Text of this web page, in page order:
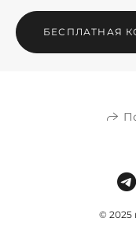
БЕСПЛАТНАЯ
© 2025